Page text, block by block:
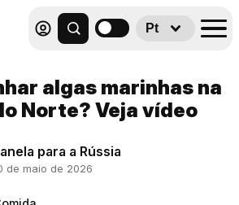
Pt
algas marinhas na
Norte? Veja vídeo
para a Rússia
de maio de 2026